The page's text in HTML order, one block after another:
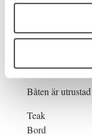
motordisplay
extra trivsel.
Rapp
Marchfart i
Båten är
Teak
Bord